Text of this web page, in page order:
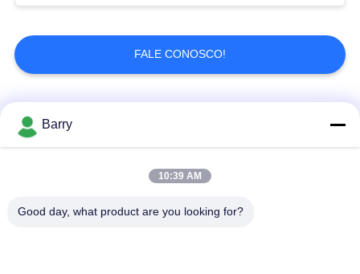
FALE CONOSCO!
Categorias populares
Fisher Gas Regulator
Barry
10:39 AM
Good day, what product are you looking for?